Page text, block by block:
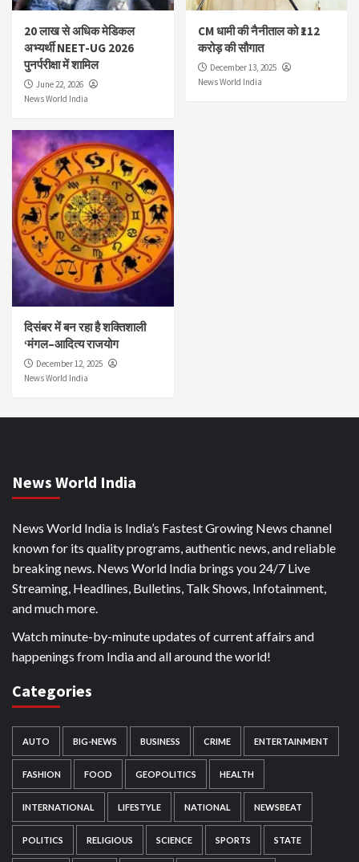
20 लाख से अधिक मेडिकल
अभ्यर्थी NEET-UG 2026
पुनर्परीक्षा में शामिल
June 22, 2026
News World India
CM धामी की नैनीताल को ₹112
करोड़ की सौगात
December 13, 2025
News World India
दिसंबर में बन रहा है शक्तिशाली
‘मंगल–आदित्य राजयोग
December 12, 2025
News World India
News World India
News World India is India’s Fastest Growing News channel
known for its quality programs, authentic news, and reliable
breaking news. News World India brings you 24/7 Live
Streaming, Headlines, Bulletins, Talk Shows, Infotainment,
and much more.
Watch minute-by-minute updates of current affairs and
happenings from India and all around the world!
Categories
AUTO BIG-NEWS BUSINESS CRIME ENTERTAINMENT
FASHION FOOD GEOPOLITICS HEALTH
INTERNATIONAL LIFESTYLE NATIONAL NEWSBEAT
POLITICS RELIGIOUS SCIENCE SPORTS STATE